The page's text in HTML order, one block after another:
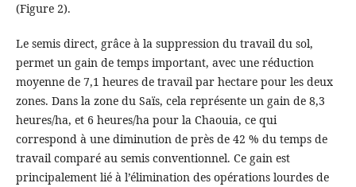
(Figure 2).
Le semis direct, grâce à la suppression du travail du sol,
permet un gain de temps important, avec une réduction
moyenne de 7,1 heures de travail par hectare pour les deux
zones. Dans la zone du Saïs, cela représente un gain de 8,3
heures/ha, et 6 heures/ha pour la Chaouia, ce qui
correspond à une diminution de près de 42 % du temps de
travail comparé au semis conventionnel. Ce gain est
principalement lié à l’élimination des opérations lourdes de